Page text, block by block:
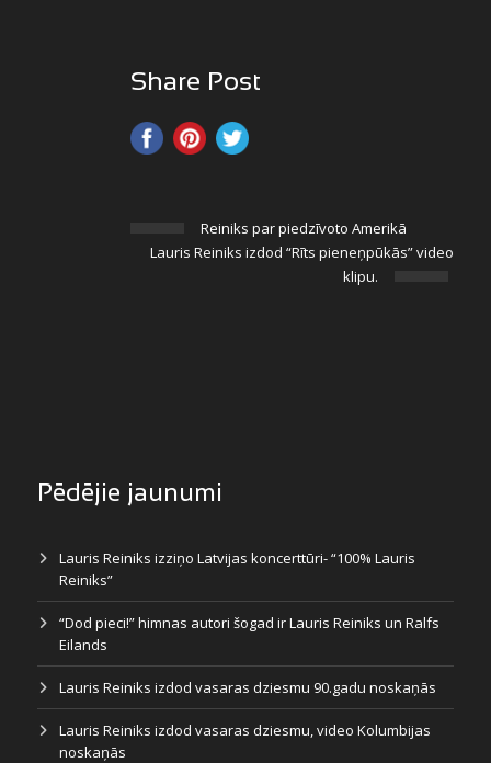
Share Post
Reiniks par piedzīvoto Amerikā
Lauris Reiniks izdod “Rīts pieneņpūkās” video
klipu.
Pēdējie jaunumi
Lauris Reiniks izziņo Latvijas koncerttūri- “100% Lauris
Reiniks”
“Dod pieci!” himnas autori šogad ir Lauris Reiniks un Ralfs
Eilands
Lauris Reiniks izdod vasaras dziesmu 90.gadu noskaņās
Lauris Reiniks izdod vasaras dziesmu, video Kolumbijas
noskaņās